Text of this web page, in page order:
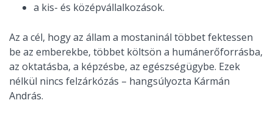
a kis- és középvállalkozások.
Az a cél, hogy az állam a mostaninál többet fektessen
be az emberekbe, többet költsön a humánerőforrásba,
az oktatásba, a képzésbe, az egészségügybe. Ezek
nélkül nincs felzárkózás – hangsúlyozta Kármán
András.